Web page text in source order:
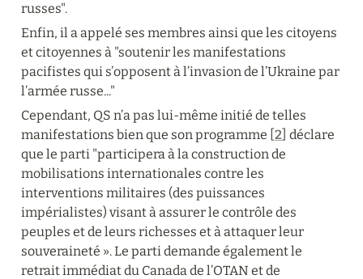
russes".
Enfin, il a appelé ses membres ainsi que les citoyens
et citoyennes à "soutenir les manifestations
pacifistes qui s’opposent à l’invasion de l’Ukraine par
l’armée russe..."
Cependant, QS n’a pas lui-même initié de telles
manifestations bien que son programme [2] déclare
que le parti "participera à la construction de
mobilisations internationales contre les
interventions militaires (des puissances
impérialistes) visant à assurer le contrôle des
peuples et de leurs richesses et à attaquer leur
souveraineté ». Le parti demande également le
retrait immédiat du Canada de l’OTAN et de